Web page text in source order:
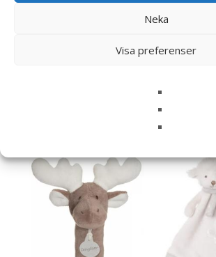
Neka
Visa preferenser
Enhörning –
Läs mera här